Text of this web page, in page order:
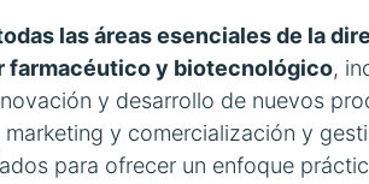
las áreas esenciales de la
farmacéutico y biotecnológico,
y desarrollo de nuevos
y comercialización y
para ofrecer un enfoque